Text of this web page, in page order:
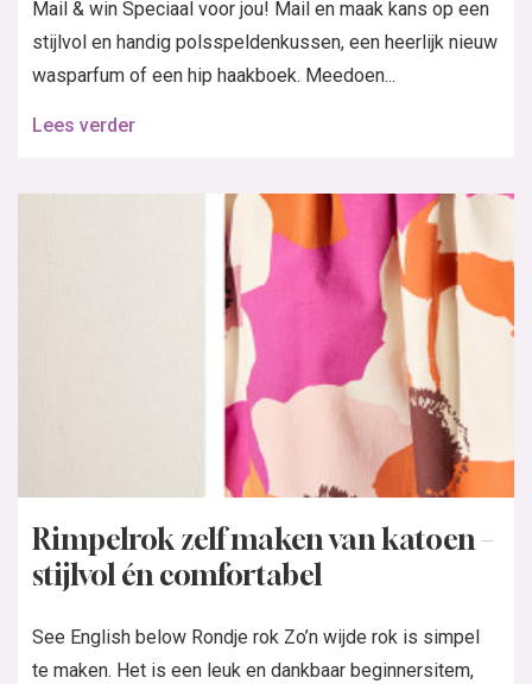
Mail & win Speciaal voor jou! Mail en maak kans op een
stijlvol en handig polsspeldenkussen, een heerlijk nieuw
wasparfum of een hip haakboek. Meedoen...
Lees verder
Rimpelrok zelf maken van katoen –
stijlvol én comfortabel
See English below Rondje rok Zo’n wijde rok is simpel
te maken. Het is een leuk en dankbaar beginnersitem,